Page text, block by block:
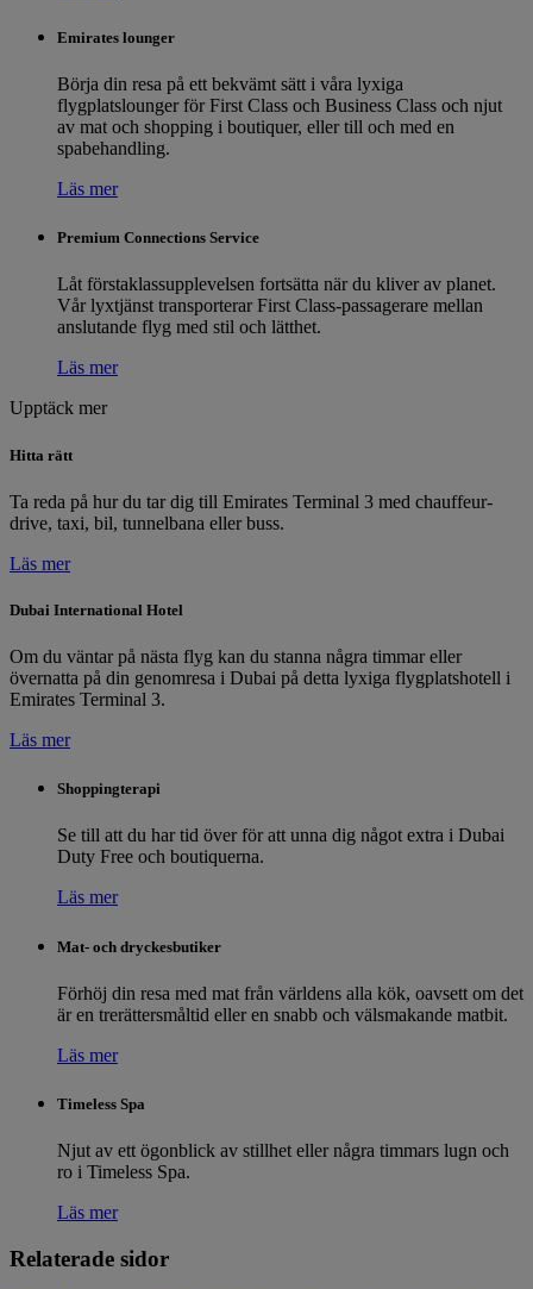
Emirates lounger
Börja din resa på ett bekvämt sätt i våra lyxiga
flygplatslounger för First Class och Business Class och njut
av mat och shopping i boutiquer, eller till och med en
spabehandling.
Läs mer
Premium Connections Service
Låt förstaklassupplevelsen fortsätta när du kliver av planet.
Vår lyxtjänst transporterar First Class-passagerare mellan
anslutande flyg med stil och lätthet.
Läs mer
Upptäck mer
Hitta rätt
Ta reda på hur du tar dig till Emirates Terminal 3 med chauffeur-
drive, taxi, bil, tunnelbana eller buss.
Läs mer
Dubai International Hotel
Om du väntar på nästa flyg kan du stanna några timmar eller
övernatta på din genomresa i Dubai på detta lyxiga flygplatshotell i
Emirates Terminal 3.
Läs mer
Shoppingterapi
Se till att du har tid över för att unna dig något extra i Dubai
Duty Free och boutiquerna.
Läs mer
Mat- och dryckesbutiker
Förhöj din resa med mat från världens alla kök, oavsett om det
är en trerättersmåltid eller en snabb och välsmakande matbit.
Läs mer
Timeless Spa
Njut av ett ögonblick av stillhet eller några timmars lugn och
ro i Timeless Spa.
Läs mer
Relaterade sidor